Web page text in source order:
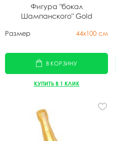
Фигура "бокал
Шампанского" Gold
Размер 44х100 см
В КОРЗИНУ
КУПИТЬ В 1 КЛИК